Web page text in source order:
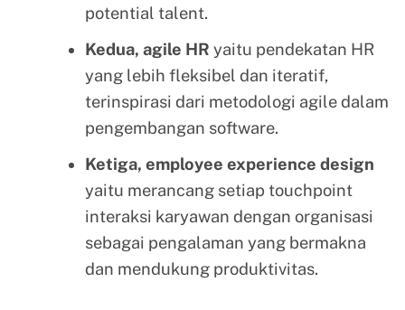
potential talent.
Kedua, agile HR yaitu pendekatan HR
yang lebih fleksibel dan iteratif,
terinspirasi dari metodologi agile dalam
pengembangan software.
Ketiga, employee experience design
yaitu merancang setiap touchpoint
interaksi karyawan dengan organisasi
sebagai pengalaman yang bermakna
dan mendukung produktivitas.